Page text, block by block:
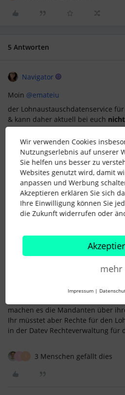
5 Antworten
Navigator
Moin @emateiu
der Lohnaustauschdatenservice
& kann daher aktuell bei euch
Personio korrekt autorisieren,
beide Seiten möglich sein die eAU
zumindest bei uns.
Anker lichten und Segel setzen!
Zukunft.
machen es die Mandanten über
Ihr müsstet aber Rechte für den
in der Datev Rechteverwaltung für
3 Menschen gefällt dies
Wir verwenden Cookies
Nutzungserlebnis auf unserer
Sie helfen uns besser zu
Websites genutzt wird, damit
anpassen und Werbung
Akzeptieren erklären Sie sich
Ihre Einwilligung können Sie
die Zukunft widerrufen oder
mehr
Impressum |